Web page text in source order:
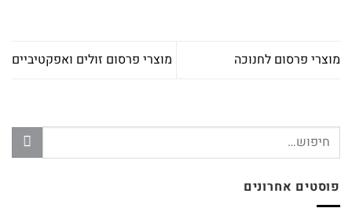
מוצרי פרסום לחנוכה מוצרי פרסום זולים ואפקטיביים
פוסטים אחרונים